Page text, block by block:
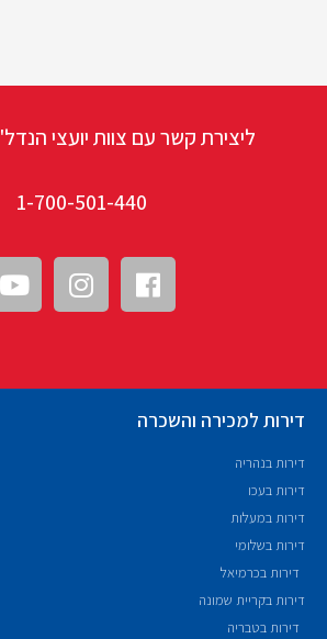
ליצירת קשר עם צוות יועצי
1-700-501-440
דירות למכירה והשכרה
דירות בנהריה
דירות בעכו
דירות במעלות
דירות בשלומי
דירות בכרמיאל
דירות בקריית שמונה
דירות בטבריה